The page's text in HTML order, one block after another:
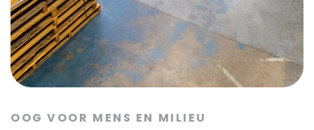
OOG VOOR MENS EN MILIEU